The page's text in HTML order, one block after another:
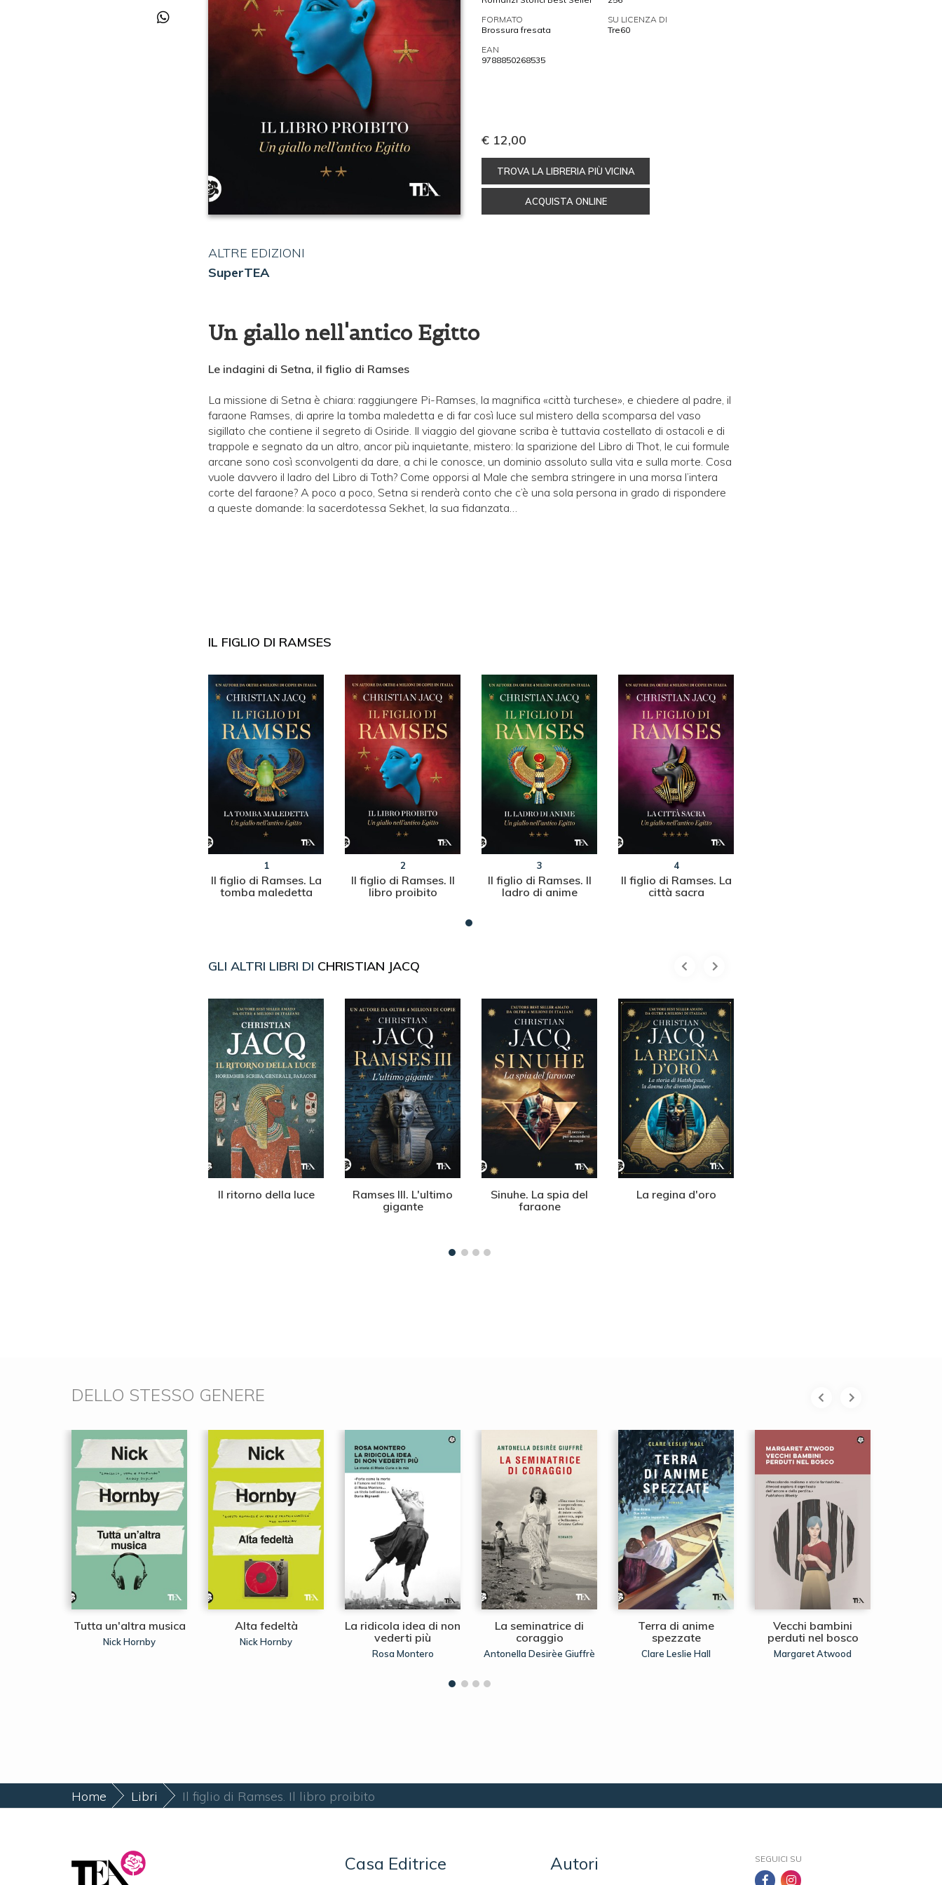
€ 12,00
TROVA LA LIBRERIA PIÙ VICINA
ACQUISTA ONLINE
FORMATO
Brossura fresata
SU LICENZA DI
Tre60
EAN
9788850268535
ALTRE EDIZIONI
SuperTEA
Un giallo nell'antico Egitto
Le indagini di Setna, il figlio di Ramses
La missione di Setna è chiara: raggiungere Pi-Ramses, la magnifica «città turchese», e chiedere al padre, il
faraone Ramses, di aprire la tomba maledetta e di far così luce sul mistero della scomparsa del vaso
sigillato che contiene il segreto di Osiride. Il viaggio del giovane scriba è tuttavia costellato di ostacoli e di
trappole e segnato da un altro, ancor più inquietante, mistero: la sparizione del Libro di Thot, le cui formule
arcane sono così sconvolgenti da dare, a chi le conosce, un dominio assoluto sulla vita e sulla morte. Cosa
vuole davvero il ladro del Libro di Toth? Come opporsi al Male che sembra stringere in una morsa l’intera
corte del faraone? A poco a poco, Setna si renderà conto che c’è una sola persona in grado di rispondere
a queste domande: la sacerdotessa Sekhet, la sua fidanzata…
IL FIGLIO DI RAMSES
1
Il figlio di Ramses. La
tomba maledetta
2
Il figlio di Ramses. Il
libro proibito
3
Il figlio di Ramses. Il
ladro di anime
4
Il figlio di Ramses. La
città sacra
GLI ALTRI LIBRI DI CHRISTIAN JACQ
Il ritorno della luce
Ramses III. L'ultimo
gigante
Sinuhe. La spia del
faraone
La regina d'oro
DELLO STESSO GENERE
Tutta un'altra musica
Nick Hornby
Alta fedeltà
Nick Hornby
La ridicola idea di non
vederti più
Rosa Montero
La seminatrice di
coraggio
Antonella Desirèe Giuffrè
Terra di anime
spezzate
Clare Leslie Hall
Vecchi bambini
perduti nel bosco
Margaret Atwood
Home Libri Il figlio di Ramses. Il libro proibito
Casa Editrice Autori SEGUICI SU